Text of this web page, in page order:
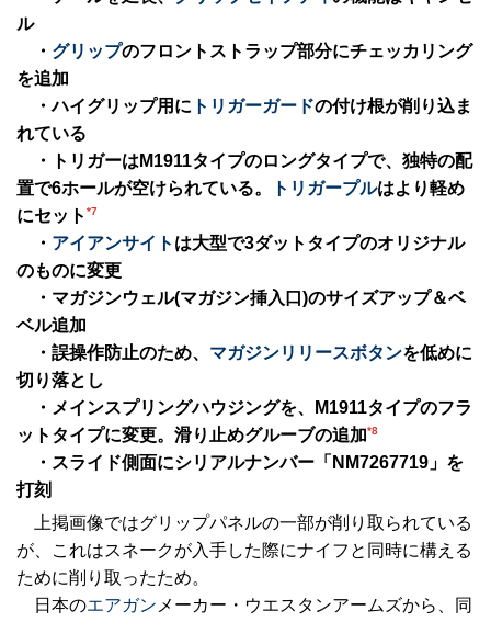
ル
・ グリップのフロントストラップ部分にチェッカリング
を追加
・ハイグリップ用に トリガーガードの付け根が削り込ま
れている
・トリガーはM1911タイプのロングタイプで、独特の配
置で6ホールが空けられている。
トリガープルはより軽め
にセット *7
・ アイアンサイト は大型で3ダットタイプのオリジナル
のものに変更
・マガジンウェル(マガジン挿入口)のサイズアップ＆ベ
ベル追加
・誤操作防止のため、 マガジンリリースボタンを低めに
切り落とし
・メインスプリングハウジングを、M1911タイプのフラ
ットタイプに変更。滑り止めグルーブの追加*8
・スライド側面にシリアルナンバー「NM7267719」を
打刻
上掲画像ではグリップパネルの一部が削り取られている
が、これはスネークが入手した際にナイフと同時に構える
ために削り取ったため。
日本のエアガン メーカー・ウエスタンアームズから、同